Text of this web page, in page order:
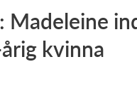
Madeleine
kvinna